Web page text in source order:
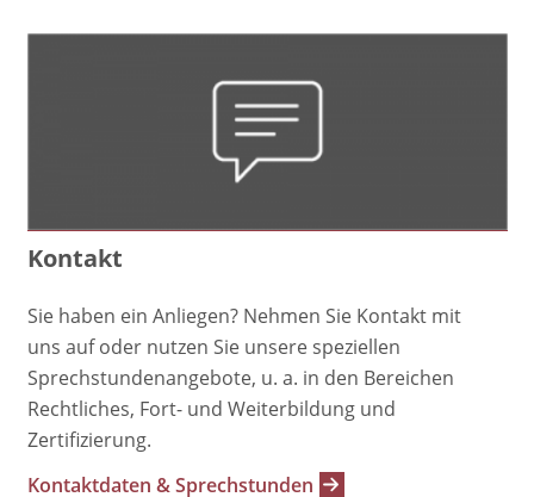
Kontakt
Sie haben ein Anliegen? Nehmen Sie Kontakt mit
uns auf oder nutzen Sie unsere speziellen
Sprechstundenangebote, u. a. in den Bereichen
Rechtliches, Fort- und Weiterbildung und
Zertifizierung.
Kontaktdaten & Sprechstunden